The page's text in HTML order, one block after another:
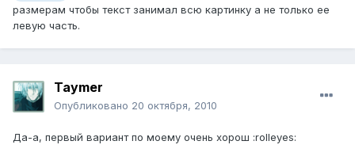
размерам чтобы текст занимал всю картинку а не только ее
левую часть.
Taymer
Опубликовано 20 октября, 2010
Да-а, первый вариант по моему очень хорош :rolleyes: